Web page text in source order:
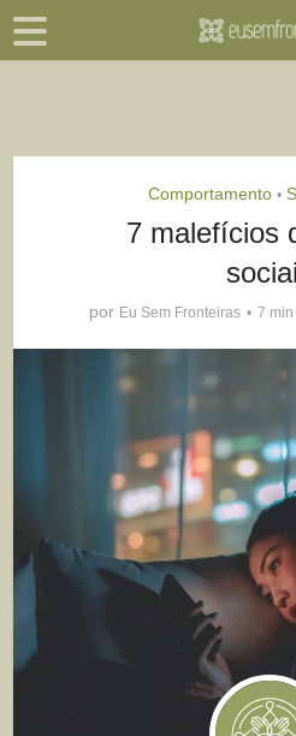
Comportamento •
7 malefícios
por Eu Sem Fronteiras 7